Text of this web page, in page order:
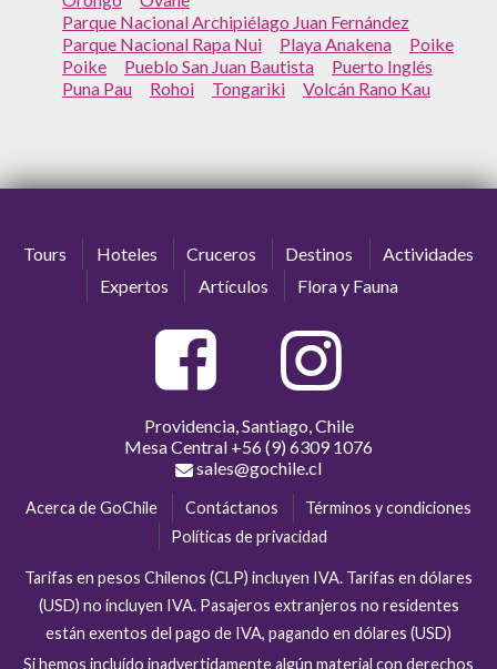
Parque Nacional Archipiélago Juan Fernández
Parque Nacional Rapa Nui
Playa Anakena
Poike
Poike
Pueblo San Juan Bautista
Puerto Inglés
Puna Pau
Rohoi Tongariki Volcán Rano Kau
Tours Hoteles Cruceros Destinos
Actividades
Expertos
Artículos Flora y Fauna
Providencia, Santiago, Chile
Mesa Central +56 (9) 6309 1076
sales@gochile.cl
Acerca de GoChile Contáctanos
Términos y condiciones
Políticas de privacidad
Tarifas en pesos Chilenos (CLP) incluyen IVA. Tarifas en dólares
(USD) no incluyen IVA. Pasajeros extranjeros no residentes
están exentos del pago de IVA, pagando en dólares (USD)
Si hemos incluído inadvertidamente algún material con derechos